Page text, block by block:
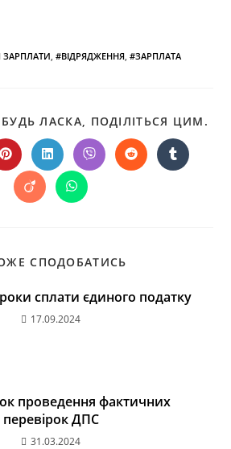
ЗАРПЛАТИ #ВІДРЯДЖЕННЯ #ЗАРПЛАТА
ЛАСКА, ПОДІЛІТЬСЯ ЦИМ.
СПОДОБАТИСЬ
сплати єдиного податку
17.09.2024
проведення фактичних
перевірок ДПС
31.03.2024